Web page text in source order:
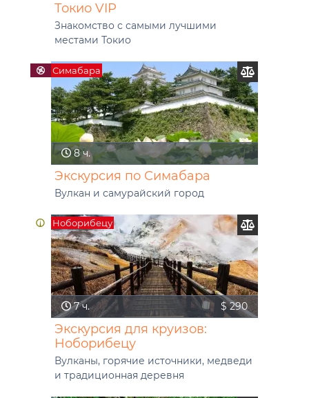
Токио VIP
Знакомство с самыми лучшими
местами Токио
Симабара
8 ч.
Экскурсия по Симабара
Вулкан и самурайский город
Ноборибецу
7 ч. $ 290
Экскурсия для круизов:
Ноборибецу
Вулканы, горячие источники, медведи
и традиционная деревня